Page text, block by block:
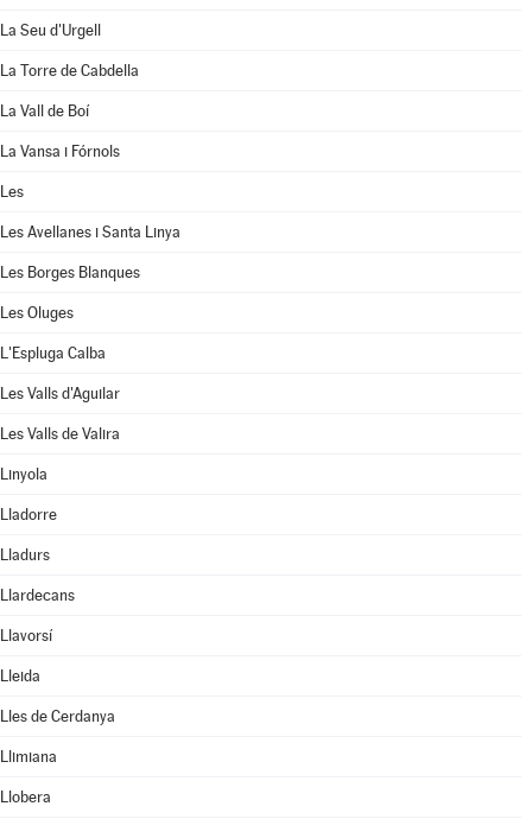
La Seu d'Urgell
La Torre de Cabdella
La Vall de Boí
La Vansa i Fórnols
Les
Les Avellanes i Santa Linya
Les Borges Blanques
Les Oluges
L'Espluga Calba
Les Valls d'Aguilar
Les Valls de Valira
Linyola
Lladorre
Lladurs
Llardecans
Llavorsí
Lleida
Lles de Cerdanya
Llimiana
Llobera